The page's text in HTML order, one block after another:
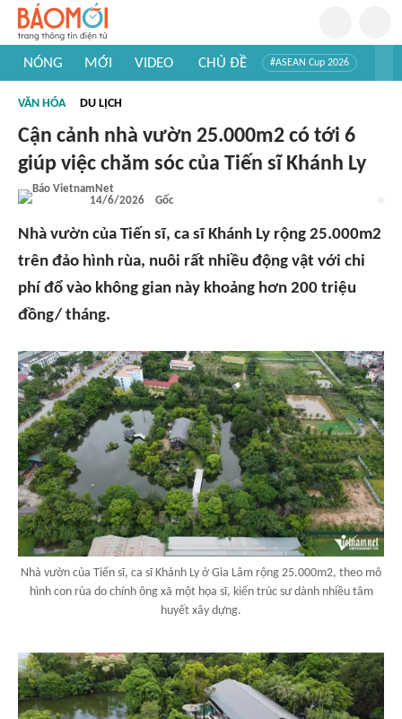
NÓNG MỚI VIDEO CHỦ ĐỀ #ASEAN Cup 2026
#Khám phá thế giới
VĂN HÓA DU LỊCH
Cận cảnh nhà vườn 25.000m2 có tới 6
giúp việc chăm sóc của Tiến sĩ Khánh Ly
14/6/2026 Gốc
Nhà vườn của Tiến sĩ, ca sĩ Khánh Ly rộng 25.000m2
trên đảo hình rùa, nuôi rất nhiều động vật với chi
phí đổ vào không gian này khoảng hơn 200 triệu
đồng/ tháng.
Nhà vườn của Tiến sĩ, ca sĩ Khánh Ly ở Gia Lâm rộng 25.000m2, theo mô
hình con rùa do chính ông xã một họa sĩ, kiến trúc sư dành nhiều tâm
huyết xây dựng.